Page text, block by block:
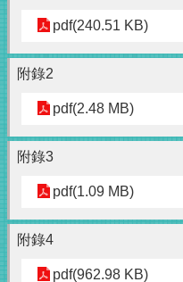
pdf(240.51 KB)
附錄2
pdf(2.48 MB)
附錄3
pdf(1.09 MB)
附錄4
pdf(962.98 KB)